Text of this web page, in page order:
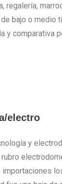
regalería,
bajo o medio
y comparativa
electro
y